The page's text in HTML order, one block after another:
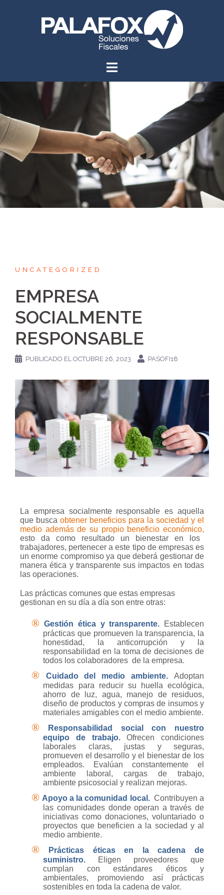
UNCATEGORIZED
EMPRESA
SOCIALMENTE
RESPONSABLE
PUBLICADO ELOCTUBRE 26, 2023 PASOFI18
La empresa socialmente responsable es aquella
que busca obtener beneficios para la sociedad y el
medio además de su propio beneficio económico,
esto da como resultado un bienestar en los
trabajadores, pertenecer a este tipo de empresas es
un enorme compromiso ya que deberá gestionar de
manera ética y transparente sus impactos en todas
las operaciones.
Las prácticas comunes que estas empresas
gestionan en su día a día son entre otras:
®Gestión ética y transparente.
Establecen
prácticas que promueven la transparencia, la
honestidad, la anticorrupción y la
responsabilidad en la toma de decisiones de
todos los colaboradores de la empresa.
® Cuidado del medio ambiente.
Adoptan
medidas para reducir su huella ecológica,
ahorro de luz, agua, manejo de residuos,
diseño de productos y compras de insumos y
materiales amigables con el medio ambiente.
®
Responsabilidad social con nuestro
equipo de trabajo.Ofrecen condiciones
laborales claras, justas y seguras,
promueven el desarrollo y el bienestar de los
empleados. Evalúan constantemente el
ambiente laboral, cargas de trabajo,
ambiente psicosocial y realizan mejoras.
® Apoyo a la comunidad local. Contribuyen a
las comunidades donde operan a través de
iniciativas como donaciones, voluntariado o
proyectos que beneficien a la sociedad y al
medio ambiente.
®
Prácticas éticas en la cadena de
suministro. Eligen proveedores que
cumplan con estándares éticos y
ambientales, promoviendo así prácticas
sostenibles en toda la cadena de valor.